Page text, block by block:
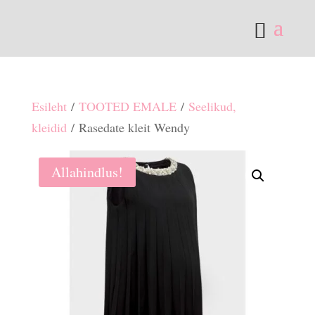
Esileht/ TOOTED EMALE/ Seelikud,
kleidid/ Rasedate kleit Wendy
Allahindlus!